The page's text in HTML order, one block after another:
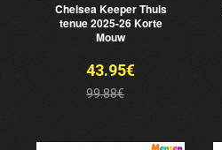
Chelsea Keeper Thuis
tenue 2025-26 Korte
Mouw
43.95€
99.88€